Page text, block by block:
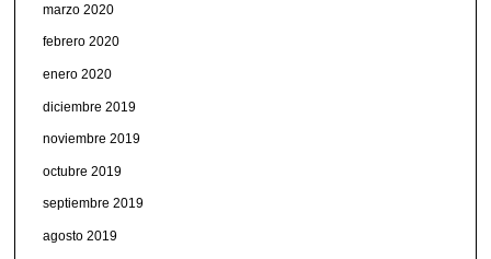
marzo 2020
febrero 2020
enero 2020
diciembre 2019
noviembre 2019
octubre 2019
septiembre 2019
agosto 2019